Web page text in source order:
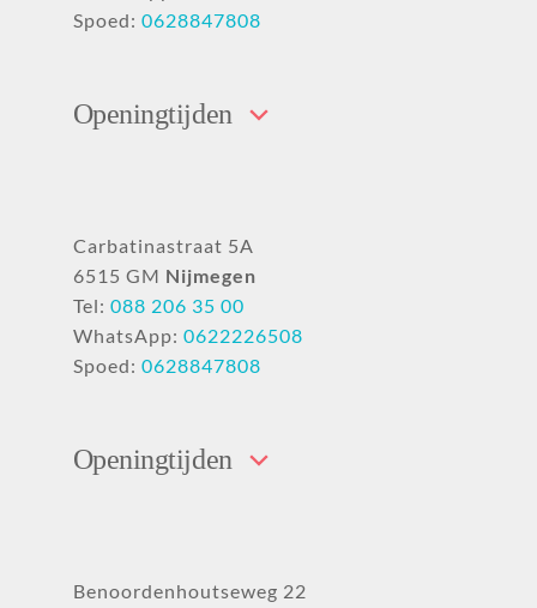
Spoed: 0628847808
Openingtijden
Carbatinastraat 5A
6515 GM Nijmegen
Tel: 088 206 35 00
WhatsApp: 0622226508
Spoed: 0628847808
Openingtijden
Benoordenhoutseweg 22